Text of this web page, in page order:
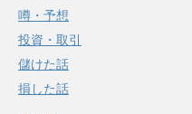
噂・予想
投資・取引
儲けた話
損した話